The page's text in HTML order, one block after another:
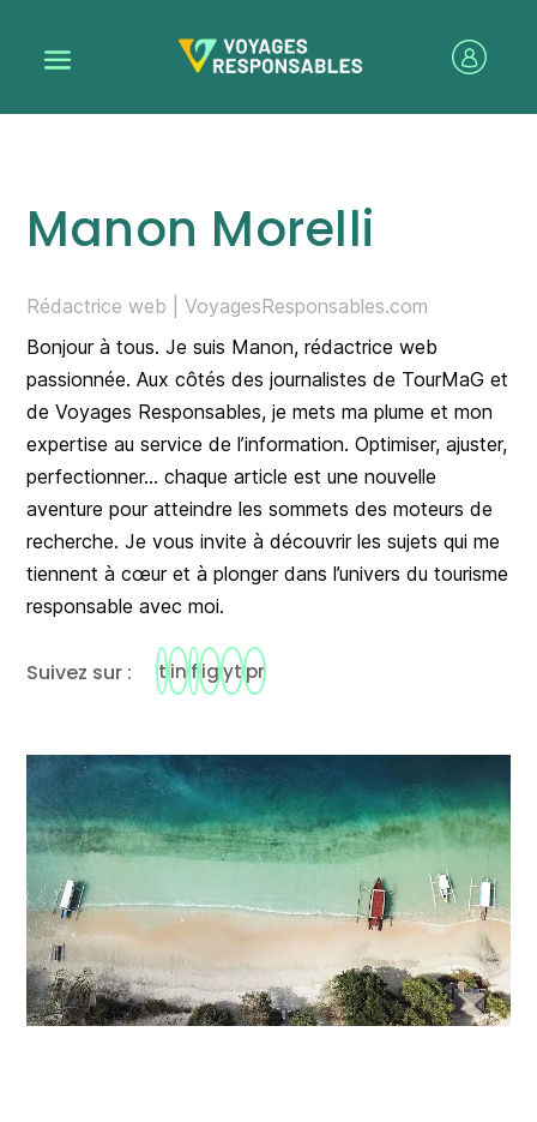
Manon Morelli
Rédactrice web | VoyagesResponsables.com
Bonjour à tous. Je suis Manon, rédactrice web
passionnée. Aux côtés des journalistes de TourMaG et
de Voyages Responsables, je mets ma plume et mon
expertise au service de l’information. Optimiser, ajuster,
perfectionner… chaque article est une nouvelle
aventure pour atteindre les sommets des moteurs de
recherche. Je vous invite à découvrir les sujets qui me
tiennent à cœur et à plonger dans l’univers du tourisme
responsable avec moi.
Suivez sur : tinfigytpr